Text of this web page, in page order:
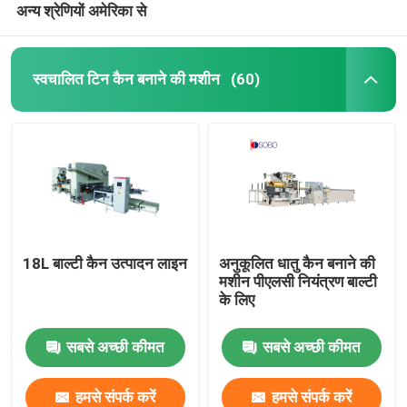
अन्य श्रेणियों अमेरिका से
स्वचालित टिन कैन बनाने की मशीन (60)
18L बाल्टी कैन उत्पादन लाइन
सबसे अच्छी कीमत
हमसे संपर्क करें
अनुकूलित धातु कैन बनाने की
मशीन पीएलसी नियंत्रण बाल्टी
के लिए
सबसे अच्छी कीमत
हमसे संपर्क करें